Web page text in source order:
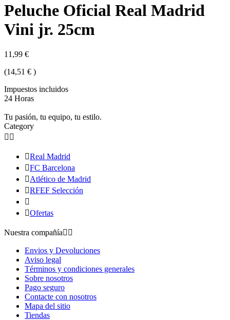
Peluche Oficial Real Madrid
Vini jr. 25cm
11,99 €
(14,51 € )
Impuestos incluidos
24 Horas
Tu pasión, tu equipo, tu estilo.
Category
 
Real Madrid
FC Barcelona
Atlético de Madrid
RFEF Selección

Ofertas
Nuestra compañía 
Envios y Devoluciones
Aviso legal
Términos y condiciones generales
Sobre nosotros
Pago seguro
Contacte con nosotros
Mapa del sitio
Tiendas